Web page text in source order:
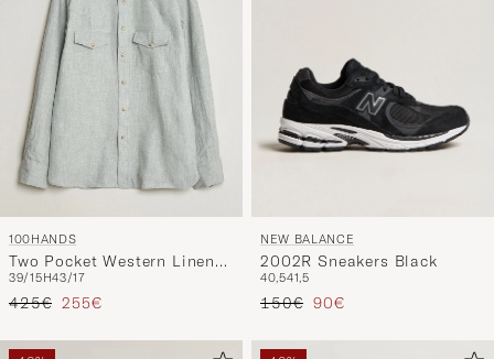
disfruta
de
una
ti.
100HANDS
Two Pocket Western Linen
Shirt Mint Green
39/15H43/17
Precio ordinario
425€ Precio reducido
255€
NEW BALANCE
2002R Sneakers Black
40,541,5
Precio ordinario
150€ Precio reducido
90€